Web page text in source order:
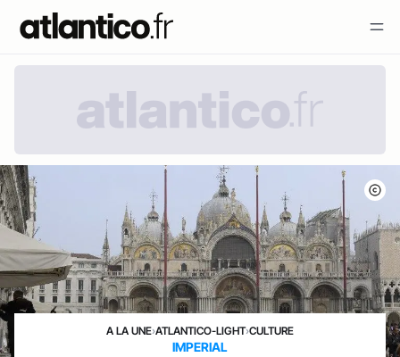
A LA UNE›ATLANTICO-LIGHT›CULTURE
IMPERIAL